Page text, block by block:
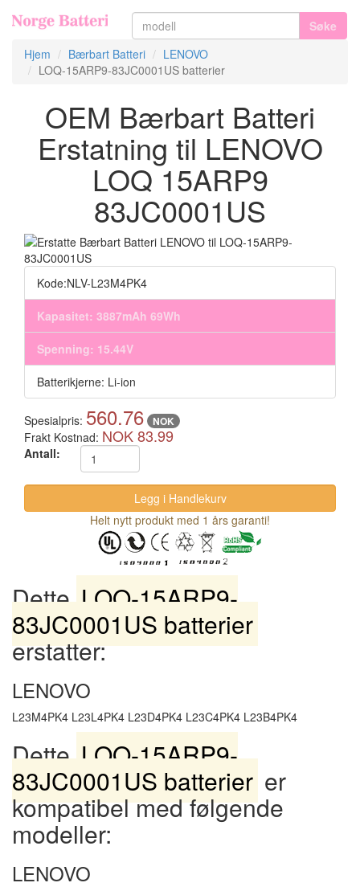
Søke
Hjem
Bærbart Batteri
LENOVO
LOQ-15ARP9-83JC0001US batterier
OEM Bærbart Batteri
Erstatning til LENOVO
LOQ 15ARP9
83JC0001US
Kode:NLV-L23M4PK4
Kapasitet: 3887mAh 69Wh
Spenning: 15.44V
Batterikjerne: Li-ion
Spesialpris: 560.76 NOK
Frakt Kostnad: NOK 83.99
Antall:
Helt nytt produkt med 1 års garanti!
DetteLOQ-15ARP9-
83JC0001US batterier
erstatter:
LENOVO
L23M4PK4 L23L4PK4 L23D4PK4 L23C4PK4 L23B4PK4
DetteLOQ-15ARP9-
83JC0001US batterier er
kompatibel med følgende
modeller:
LENOVO